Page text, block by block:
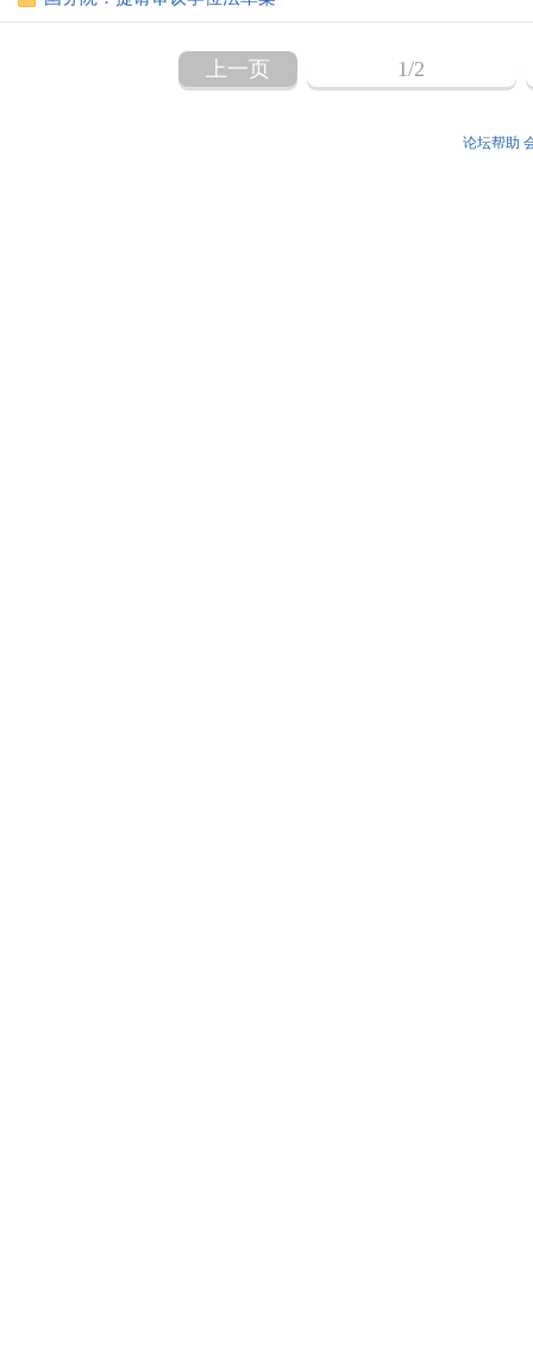
上一页 1/2
论坛帮助